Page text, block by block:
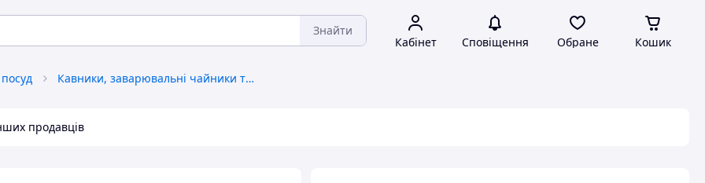
Знайти
Кабінет Сповіщення Обране Кошик
Кавники, заварювальні чайники та аксесуари
продавців